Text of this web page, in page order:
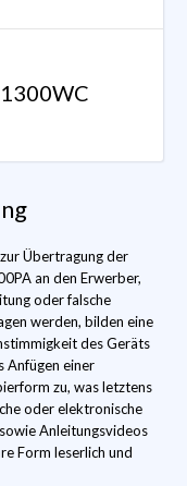
Übertragung der
an den Erwerber,
oder falsche
werden, bilden eine
des Geräts
Anfügen einer
zu, was letztens
oder elektronische
Anleitungsvideos
Form leserlich und